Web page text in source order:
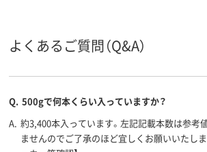
商品環境
5
よくあるご質問（Q&A）
Q. 500gで何本くらい入っていますか？
A. 約3,400本入っています。左記記載本数は参考
ませんのでご了承のほど宜しくお願いいたしま